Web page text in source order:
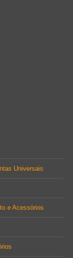
Universais
e Acessórios